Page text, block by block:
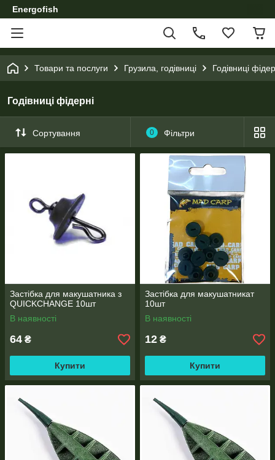
Energofish
Товари та послуги Грузила, годівниці Годівниці
Годівниці фідерні
Сортування 0 Фільтри
Застібка для макушатника з
QUICKCHANGE 10шт
В наявності
64 ₴
Купити
Застібка для макушатникат
10шт
В наявності
12 ₴
Купити